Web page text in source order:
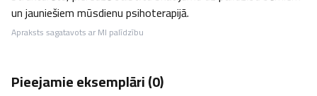
un jauniešiem mūsdienu psihoterapijā.
Apraksts sagatavots ar MI palīdzību
Pieejamie eksemplāri (0)